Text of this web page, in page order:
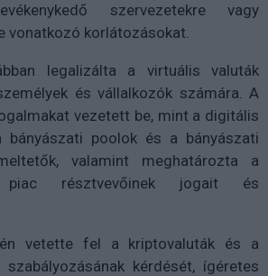
szervezetekre vagy
vonatkozó korlátozásokat.
legalizálta a virtuális valuták
és vállalkozók számára. A
vezetett be, mint a digitális
bányászati poolok és a bányászati
valamint meghatározta a
piac résztvevőinek jogait és
vetette fel a kriptovaluták és a
kérdését, ígéretes